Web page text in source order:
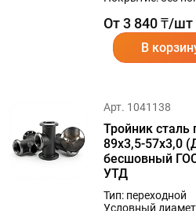
От 3 840 ₸/шт
В
Арт. 1041138
Тройник сталь
89х3,5-57х3,0
бесшовный
УТД
Тип: переходной
Условный